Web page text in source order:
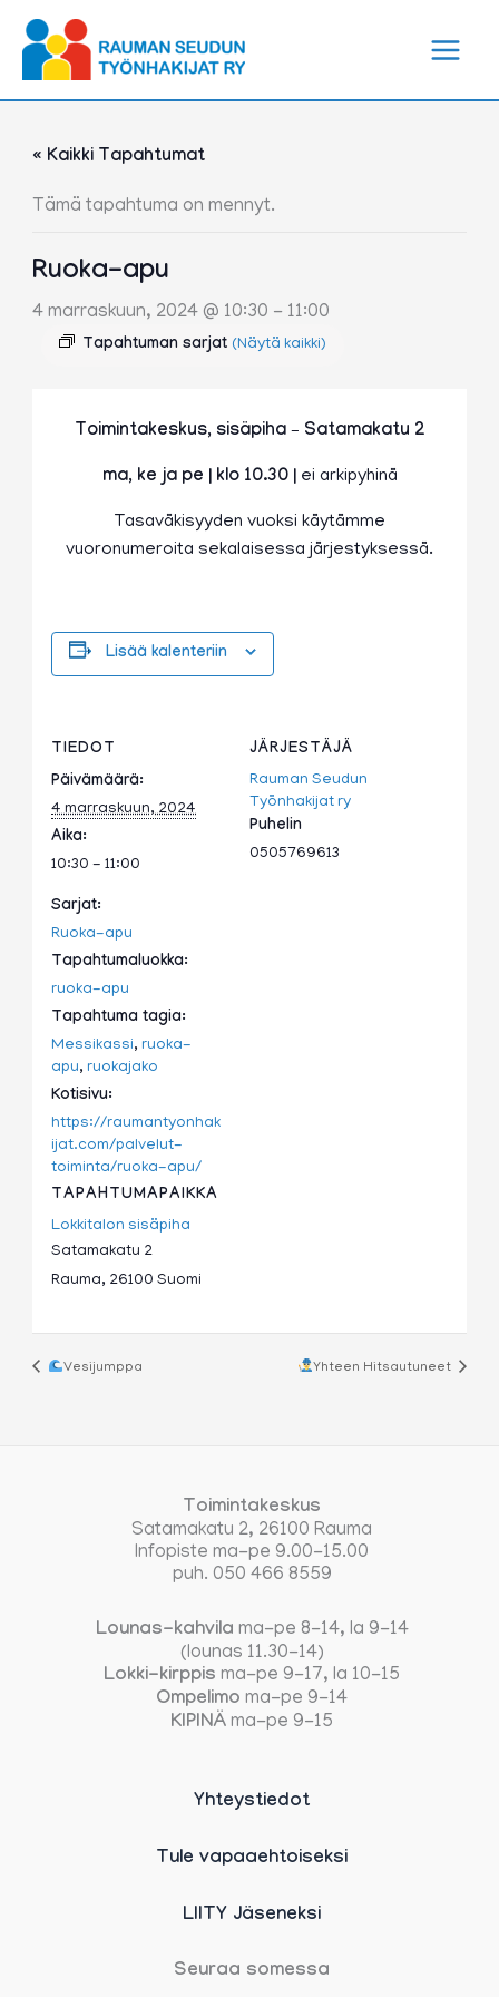
sisältöön
« Kaikki Tapahtumat
Tämä tapahtuma on mennyt.
Ruoka-apu
4 marraskuun, 2024 @ 10:30 - 11:00
Tapahtuman sarjat (Näytä kaikki)
Toimintakeskus, sisäpiha – Satamakatu 2
ma, ke ja pe | klo 10.30 | ei arkipyhinä
Tasaväkisyyden vuoksi käytämme
vuoronumeroita sekalaisessa järjestyksessä.
Lisää kalenteriin
TIEDOT
Päivämäärä:
4 marraskuun, 2024
Aika:
10:30 - 11:00
Sarjat:
Ruoka-apu
Tapahtumaluokka:
ruoka-apu
Tapahtuma tagia:
Messikassi,ruoka-
apu,ruokajako
Kotisivu:
https://raumantyonhak
ijat.com/palvelut-
toiminta/ruoka-apu/
TAPAHTUMAPAIKKA
Lokkitalon sisäpiha
Satamakatu 2
Rauma, 26100 Suomi
JÄRJESTÄJÄ
Rauman Seudun
Työnhakijat ry
Puhelin
0505769613
Vesijumppa Yhteen Hitsautuneet
Toimintakeskus
Satamakatu 2, 26100 Rauma
Infopiste ma-pe 9.00-15.00
puh. 050 466 8559
Lounas-kahvila ma-pe 8-14, la 9-14
(lounas 11.30-14)
Lokki-kirppis ma-pe 9-17, la 10-15
Ompelimo ma-pe 9-14
KIPINÄ ma-pe 9-15
Yhteystiedot
Tule vapaaehtoiseksi
LIITY Jäseneksi
Seuraa somessa